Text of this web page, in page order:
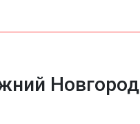
Новгород